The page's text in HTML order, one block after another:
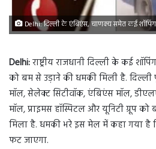
Delhi: दिल्ली के एंबिएंस, चाणक्य समेत कई
Delhi:राष्ट्रीय राजधानी दिल्ली के कई
को बम से उड़ाने की धमकी मिली है.
मॉल, सेलेक्ट सिटीवॉक, एंबिएंस मॉल,
मॉल, प्राइमस हॉस्पिटल और यूनिटी ग्रूप
मिला है. धमकी भरे इस मेल में कहा गया है
फट जाएगा.